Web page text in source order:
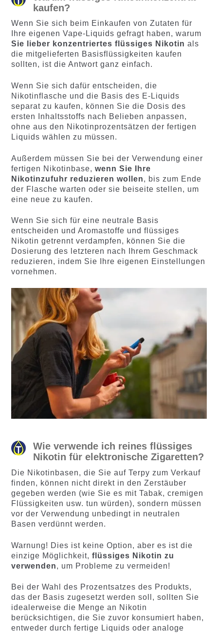
kaufen?
Wenn Sie sich beim Einkaufen von Zutaten für
Ihre eigenen Vape-Liquids gefragt haben, warum
Sie lieber konzentriertes flüssiges Nikotin als
die mitgelieferten Basisflüssigkeiten kaufen
sollten, ist die Antwort ganz einfach.
Wenn Sie sich dafür entscheiden, die
Nikotinflasche und die Basis des E-Liquids
separat zu kaufen, können Sie die Dosis des
ersten Inhaltsstoffs nach Belieben anpassen,
ohne aus den Nikotinprozentsätzen der fertigen
Liquids wählen zu müssen.
Außerdem müssen Sie bei der Verwendung einer
fertigen Nikotinbase, wenn Sie Ihre
Nikotinzufuhr reduzieren wollen, bis zum Ende
der Flasche warten oder sie beiseite stellen, um
eine neue zu kaufen.
Wenn Sie sich für eine neutrale Basis
entscheiden und Aromastoffe und flüssiges
Nikotin getrennt verdampfen, können Sie die
Dosierung des letzteren nach Ihrem Geschmack
reduzieren, indem Sie Ihre eigenen Einstellungen
vornehmen.
Wie verwende ich reines flüssiges
Nikotin für elektronische Zigaretten?
Die Nikotinbasen, die Sie auf Terpy zum Verkauf
finden, können nicht direkt in den Zerstäuber
gegeben werden (wie Sie es mit Tabak, cremigen
Flüssigkeiten usw. tun würden), sondern müssen
vor der Verwendung unbedingt in neutralen
Basen verdünnt werden.
Warnung! Dies ist keine Option, aber es ist die
einzige Möglichkeit, flüssiges Nikotin zu
verwenden, um Probleme zu vermeiden!
Bei der Wahl des Prozentsatzes des Produkts,
das der Basis zugesetzt werden soll, sollten Sie
idealerweise die Menge an Nikotin
berücksichtigen, die Sie zuvor konsumiert haben,
entweder durch fertige Liquids oder analoge